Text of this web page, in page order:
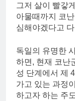
그저 살이 빨갛
아물때까지 코
심해야겠다고
독일의 유명한
하면, 현재 코난
성 단계에서 제
가고 있는 과정
하고자 하는 주